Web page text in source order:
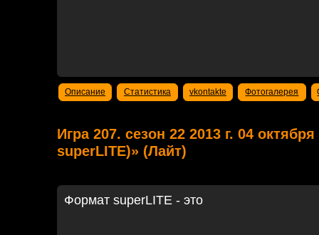
Описание Статистика vkontakte Фотогалерея
Игра 207. сезон 22 2013 г. 04
superLITE)» (Лайт)
Формат superLITE - это